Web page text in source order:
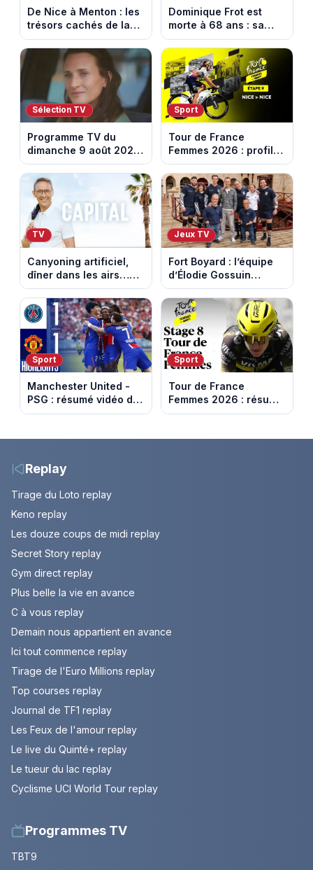
De Nice à Menton : les
trésors cachés de la
French Riviera dévoilés
dans les 100 lieux qu'il
faut voir
Dominique Frot est
morte à 68 ans : sa
sœur Catherine Frot
annonce la triste
nouvelle
Sélection TV
Programme TV du
dimanche 9 août 2026
: notre sélection pour
votre soirée télé
Sport
Tour de France
Femmes 2026 : profil
et horaires de la
dernière étape à Nice
TV
Canyoning artificiel,
dîner dans les airs…
les loisirs les plus fous
passés au crible dans
Capital
Jeux TV
Fort Boyard : l’équipe
d’Élodie Gossuin
termine avec une belle
somme pour l'Unicef et
le Refuge
Sport
Manchester United -
PSG : résumé vidéo du
match amical du 8 août
Sport
Tour de France
Femmes 2026 : résumé
vidéo de la 9e étape
Replay
Tirage du Loto replay
Keno replay
Les douze coups de midi replay
Secret Story replay
Gym direct replay
Plus belle la vie en avance
C à vous replay
Demain nous appartient en avance
Ici tout commence replay
Tirage de l'Euro Millions replay
Top courses replay
Journal de TF1 replay
Les Feux de l'amour replay
Le live du Quinté+ replay
Le tueur du lac replay
Cyclisme UCI World Tour replay
Programmes TV
TBT9